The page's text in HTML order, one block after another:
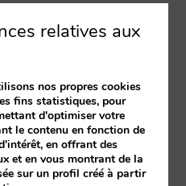
sur les marchés
de clients
PSD2 ne
relatives aux
nos propres cookies
fins statistiques, pour
d'optimiser votre
le contenu en fonction de
en offrant des
et en vous montrant de la
sur un profil créé à partir